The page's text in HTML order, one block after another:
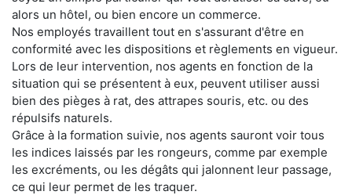
alors un hôtel, ou bien encore un commerce.
Nos employés travaillent tout en s'assurant d'être en
conformité avec les dispositions et règlements en vigueur.
Lors de leur intervention, nos agents en fonction de la
situation qui se présentent à eux, peuvent utiliser aussi
bien des pièges à rat, des attrapes souris, etc. ou des
répulsifs naturels.
Grâce à la formation suivie, nos agents sauront voir tous
les indices laissés par les rongeurs, comme par exemple
les excréments, ou les dégâts qui jalonnent leur passage,
ce qui leur permet de les traquer.